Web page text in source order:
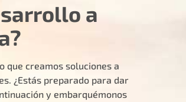
a
que creamos soluciones a
¿Estás preparado para dar
y embarquémonos